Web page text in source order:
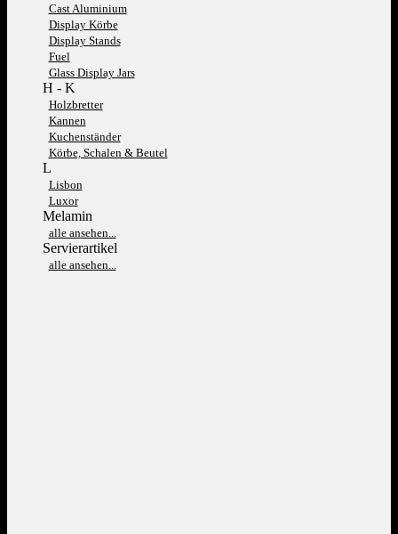
Cast Aluminium
Display Körbe
Display Stands
Fuel
Glass Display Jars
H - K
Holzbretter
Kannen
Kuchenständer
Körbe, Schalen & Beutel
L
Lisbon
Luxor
Melamin
alle ansehen...
Servierartikel
alle ansehen...